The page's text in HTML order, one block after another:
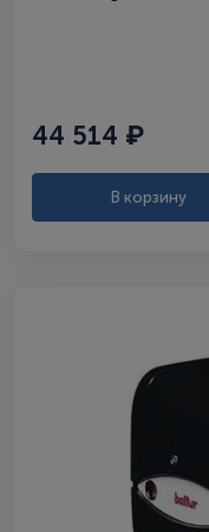
44 514 ₽
В корзину